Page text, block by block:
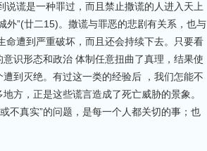
谎是一种罪过，而且禁止撒谎的人进入天上
”(廿二15)。撒谎与罪恶的悲剧有关系，也与
遭到严重破坏，而且还会持续下去。只要看
识形态和政治 体制任意扭曲了真理，结果使
到灭绝。有过这一类的经验后 ，我们怎能不
方，正是这些谎言造成了死亡威胁的景象。
不真实”的问题，是每一个人都关切的事；也